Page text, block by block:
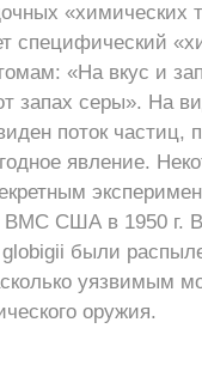
«химических
специфический
«На вкус и
запах серы». На
поток
явление.
ВМС США в 1950 г.
были
уязвимым
оружия.